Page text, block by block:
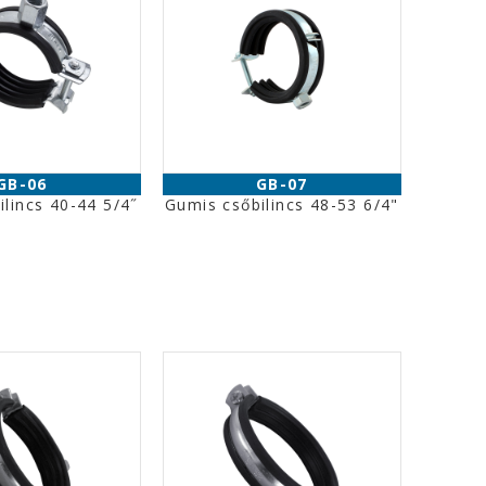
06
40-44 5/4˝
GB-07
Gumis csőbilincs 48-53 6/4"